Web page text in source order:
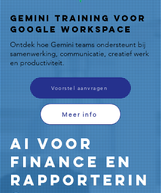
Gemini Training voor
Google Workspace
Ontdek hoe Gemini teams ondersteunt bij
samenwerking, communicatie, creatief werk
en productiviteit.
Voorstel aanvragen
Meer info
AI voor
Finance en
Rapporterin